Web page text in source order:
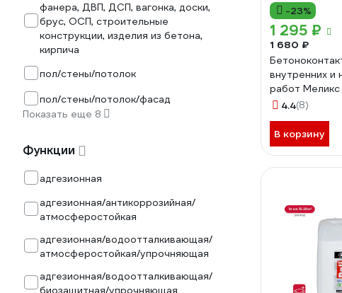
фанера, ДВП, ДСП, вагонка, доски,
брус, ОСП, строительные
конструкции, изделия из бетона,
кирпича
пол/стены/потолок
пол/стены/потолок/фасад
Показать еще 8
Функции
адгезионная
адгезионная/антикоррозийная/
атмосферостойкая
адгезионная/водоотталкивающая/
атмосферостойкая/упрочняющая
адгезионная/водоотталкивающая/
биозащитная/упрочняющая
-23%
1 295 ₽
1 680 ₽
внутренних и
работ Меликс
14ГБ01
4.4(8)
В корзину